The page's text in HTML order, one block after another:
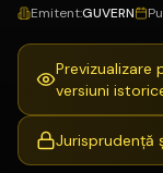
Emitent:GUVERN
Previzualizare
versiuni
Jurisprudență